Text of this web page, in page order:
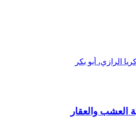
الرازي، أبو بكر
العشب والعقار